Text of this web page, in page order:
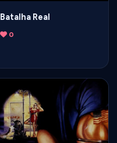
Batalha Real
0